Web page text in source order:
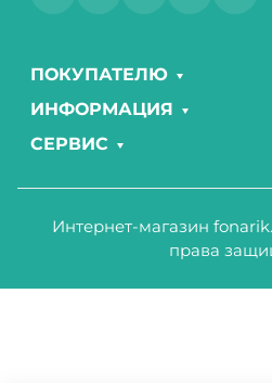
ПОКУПАТЕЛЮ
ИНФОРМАЦИЯ
СЕРВИС
Интернет-магазин
права